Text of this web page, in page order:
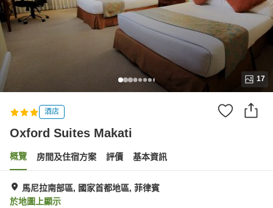
17
酒店
Oxford Suites Makati
概覽 房間及住宿方案 評價 基本資訊
馬尼拉南部區, 國家首都地區, 菲律賓
於地圖上顯示